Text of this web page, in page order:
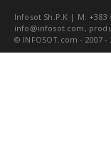
Infosot Sh.P.K | M: +383
info@infosot.com ,
© INFOSOT.com - 2007